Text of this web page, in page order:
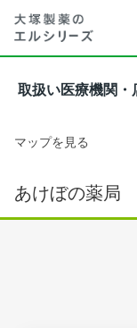
取扱い医療機関・
マップを見る
あけぼの薬局